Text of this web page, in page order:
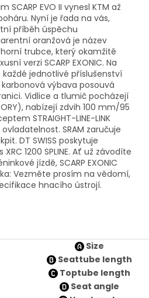
SCARP EVO II vynesl KTM až
Nyní je řada na vás,
příběh úspěchu
oranžová je název
trubce, který okamžitě
verzi SCARP EXONIC. Na
jednotlivé příslušenství
výbava posouvá
Vidlice a tlumič pocházejí
nabízejí zdvih 100 mm/95
STRAIGHT-LINE-LINK
ovladatelnost. SRAM zaručuje
DT SWISS poskytuje
1200 SPLINE. Ať už závodíte
jízdě, SCARP EXONIC
Vezměte prosím na vědomí,
hnacího ústrojí.
Size
Seattube length
Toptube length
Seat angle